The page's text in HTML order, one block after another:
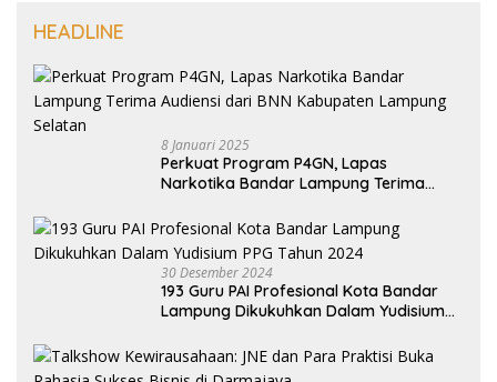
HEADLINE
8 Januari 2025
Perkuat Program P4GN, Lapas
Narkotika Bandar Lampung Terima
Selatan
30 Desember 2024
193 Guru PAI Profesional Kota Bandar
Lampung Dikukuhkan Dalam Yudisium